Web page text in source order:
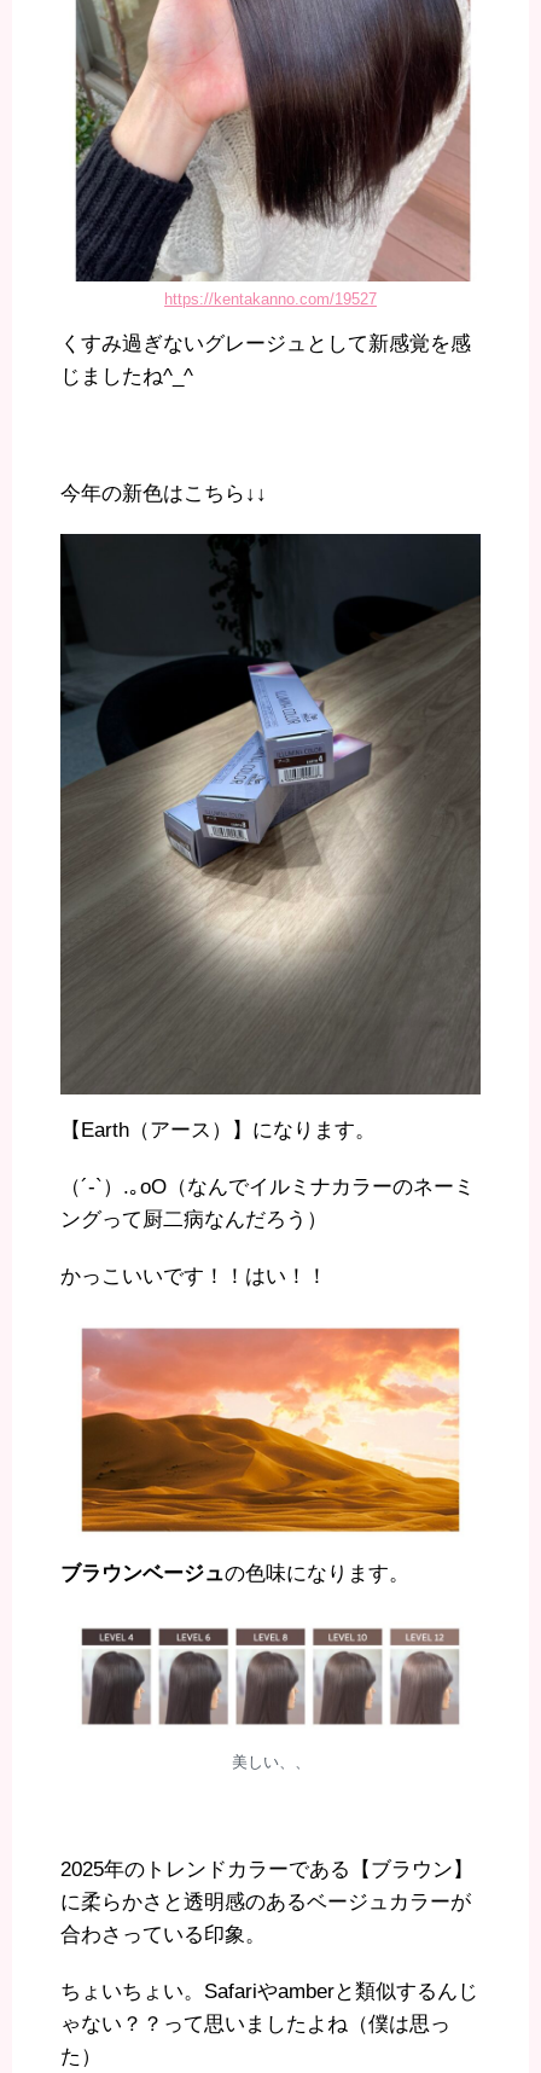
https://kentakanno.com/19527
くすみ過ぎないグレージュとして新感覚を感
じましたね^_^
今年の新色はこちら↓↓
【Earth（アース）】になります。
（´-`）.｡oO（なんでイルミナカラーのネーミ
ングって厨二病なんだろう）
かっこいいです！！はい！！
ブラウンベージュの色味になります。
美しい、、
2025年のトレンドカラーである【ブラウン】
に柔らかさと透明感のあるベージュカラーが
合わさっている印象。
ちょいちょい。Safariやamberと類似するんじ
ゃない？？って思いましたよね（僕は思っ
た）